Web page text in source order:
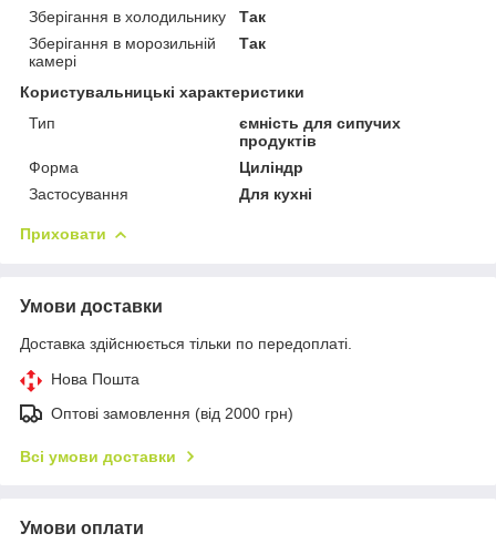
Зберігання в холодильнику
Так
Зберігання в морозильній
камері
Так
Користувальницькі характеристики
Тип
ємність для сипучих
продуктів
Форма
Циліндр
Застосування
Для кухні
Приховати
Умови доставки
Доставка здійснюється тільки по передоплаті.
Нова Пошта
Оптові замовлення (від 2000 грн)
Всі умови доставки
Умови оплати